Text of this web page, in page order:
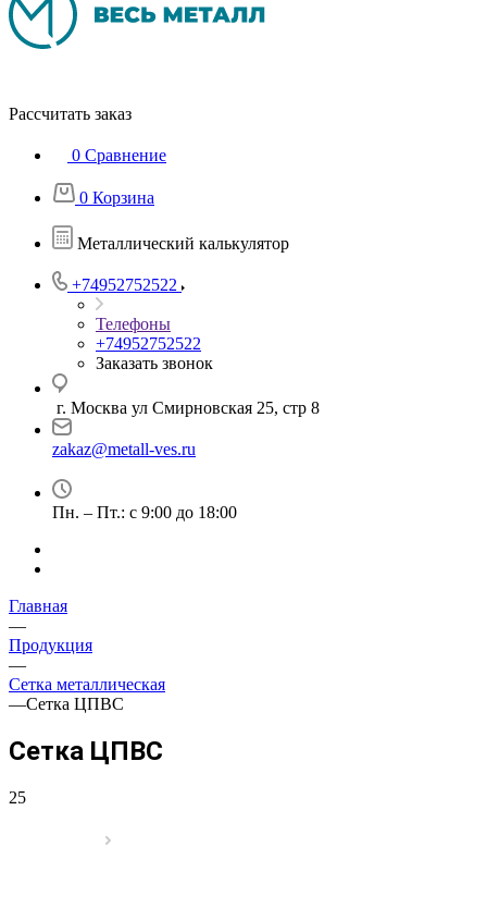
Рассчитать заказ
0 Сравнение
0 Корзина
Металлический калькулятор
+74952752522
Телефоны
+74952752522
Заказать звонок
г. Москва ул Смирновская 25, стр 8
zakaz@metall-ves.ru
Пн. – Пт.: с 9:00 до 18:00
Главная
—
Продукция
—
Сетка металлическая
—Сетка ЦПВС
Сетка ЦПВС
25